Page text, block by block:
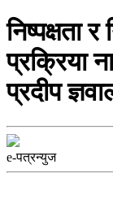
निष्पक्षता र
प्रक्रिया
प्रदीप
e-पत्रन्युज